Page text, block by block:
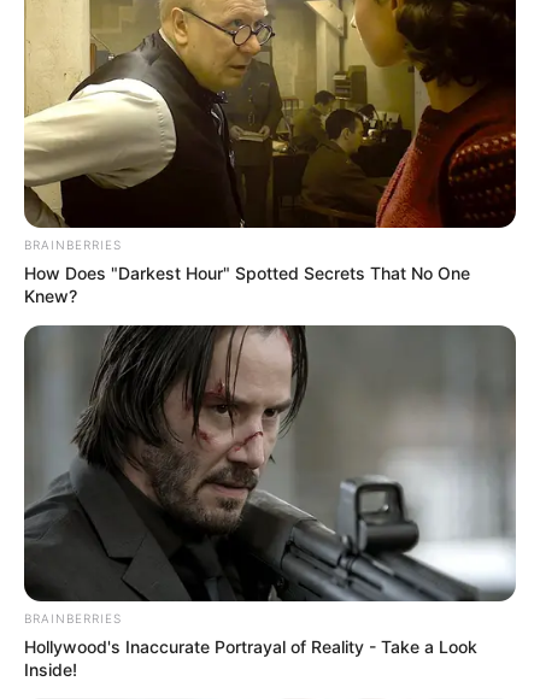
BRAINBERRIES
How Does "Darkest Hour" Spotted Secrets That No One
Knew?
BRAINBERRIES
Hollywood's Inaccurate Portrayal of Reality - Take a Look
Inside!